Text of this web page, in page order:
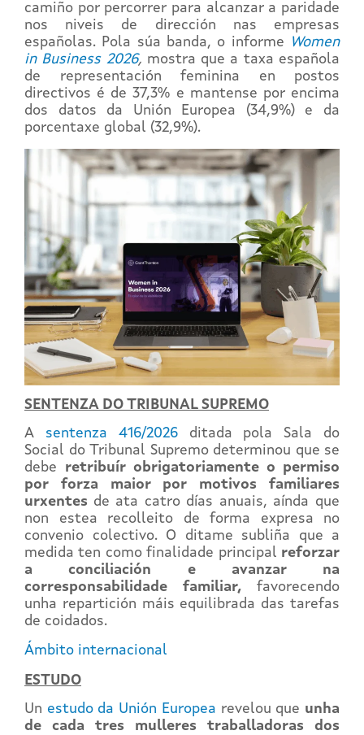
camiño por percorrer para alcanzar a paridade
nos niveis de dirección nas empresas
españolas. Pola súa banda, o informe
Women
in Business 2026, mostra que a taxa española
de representación feminina en postos
directivos é de 37,3% e mantense por encima
dos datos da Unión Europea (34,9%) e da
porcentaxe global (32,9%).
SENTENZA DO TRIBUNAL SUPREMO
A sentenza 416/2026ditada pola Sala do
Social do Tribunal Supremo determinou que se
debe retribuír obrigatoriamente o permiso
por forza maior por motivos familiares
urxentes de ata catro días anuais, aínda que
non estea recolleito de forma expresa no
convenio colectivo. O ditame subliña que a
medida ten como finalidade principal reforzar
a conciliación e avanzar na
corresponsabilidade familiar, favorecendo
unha repartición máis equilibrada das tarefas
de coidados.
Ámbito internacional
ESTUDO
Un estudo da Unión Europea revelou que unha
de cada tres mulleres traballadoras dos